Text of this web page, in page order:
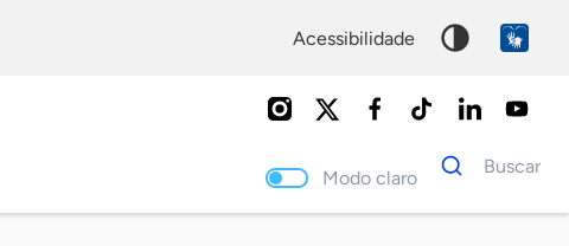
acessibilidade
Modo claro
Dados
para
Buscar